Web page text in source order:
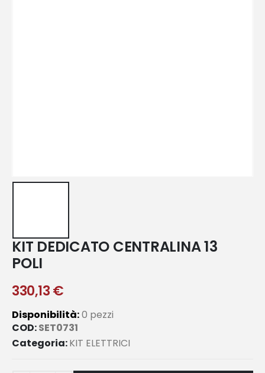
KIT DEDICATO CENTRALINA 13
POLI
330,13€
Disponibilità:0 pezzi
COD:SET0731
Categoria:KIT ELETTRICI